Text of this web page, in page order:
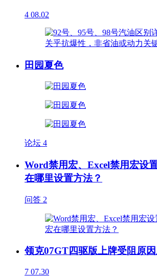
4 08.02
田园夏色
论坛 4
Word禁用宏、Excel禁用宏设
在哪里设置方法？
问答 2
领克07GT四驱版上牌受阻原
7 07.30